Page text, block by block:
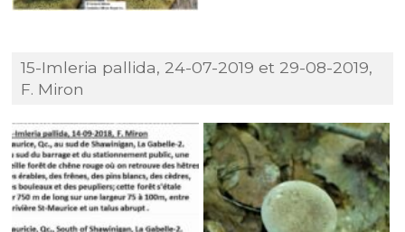
15-Imleria pallida, 24-07-2019 et 29-08-2019,
F. Miron